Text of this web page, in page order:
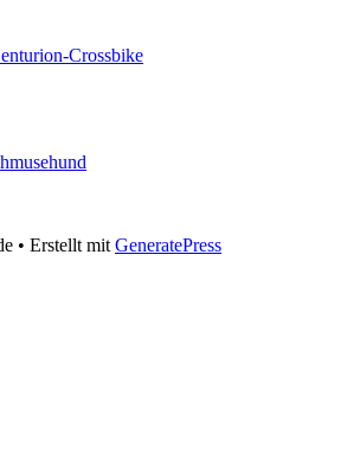
Crossbike
• Erstellt mit GeneratePress